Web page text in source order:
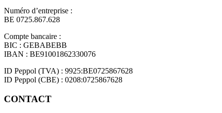
Numéro d’entreprise :
BE 0725.867.628
Compte bancaire :
BIC : GEBABEBB
IBAN : BE91001862330076
ID Peppol (TVA) : 9925:BE0725867628
ID Peppol (CBE) : 0208:0725867628
CONTACT